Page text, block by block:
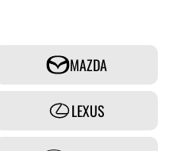
MAZDA
LEXUS